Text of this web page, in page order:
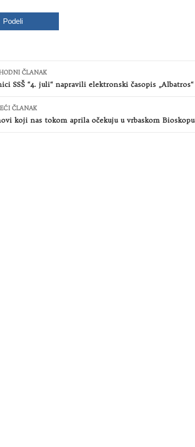
Podeli
ČLANAK
SSŠ “4. juli“ napravili elektronski časopis „Albatros“
ČLANAK
koji nas tokom aprila očekuju u vrbaskom Bioskopu